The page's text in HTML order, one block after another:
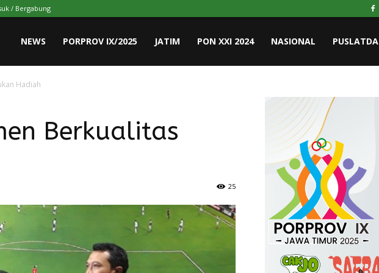
/ Bergabung
NEWS PORPROV IX/2025 JATIM PON XXI 2024 NASIONAL PUSLATDA
Hadiah
Berkualitas
25